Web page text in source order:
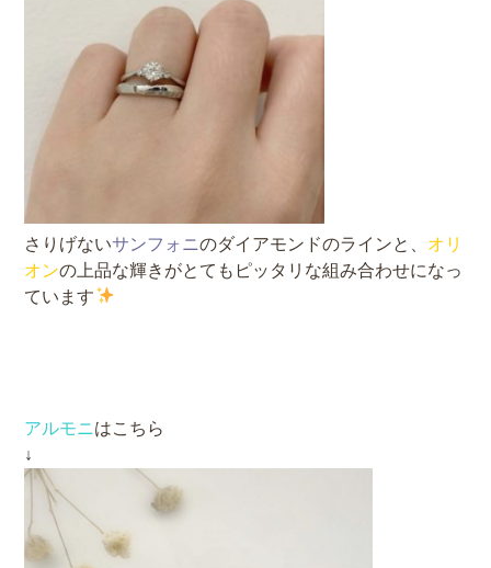
さりげないサンフォニのダイアモンドのラインと、 オリ
オンの上品な輝きがとてもピッタリな組み合わせになっ
ています
アルモニはこちら
↓